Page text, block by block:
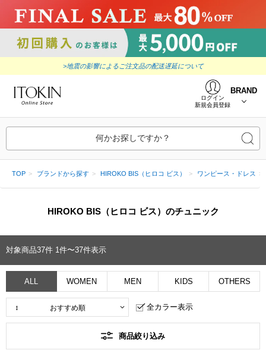
>地震の影響によるご注文品の配送遅延について
ログイン
新規会員登録
BRAND
何かお探しですか？
TOP ブランドから探す HIROKO BIS（ヒロコ ビス） ワンピース・ドレス
HIROKO BIS（ヒロコ ビス）のチュニック
対象商品37件 1件〜37件表示
ALL WOMEN MEN KIDS OTHERS
全カラー表示
商品絞り込み